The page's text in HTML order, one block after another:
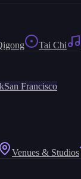
Tai Chi
San Francisco
Venues & Studios